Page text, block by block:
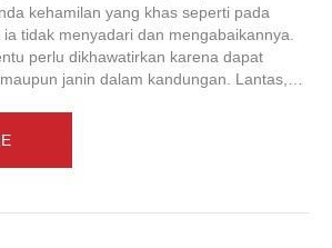
kehamilan yang khas seperti pada
tidak menyadari dan mengabaikannya.
perlu dikhawatirkan karena dapat
janin dalam kandungan. Lantas,…